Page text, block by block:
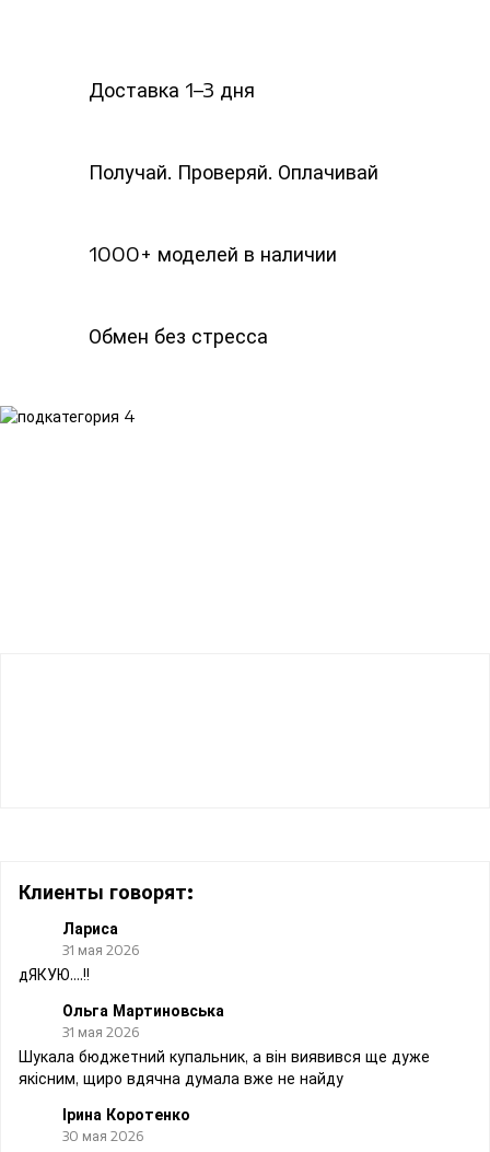
Доставка 1–3 дня
Получай. Проверяй. Оплачивай
1000+ моделей в наличии
Обмен без стресса
Клиенты говорят:
Лариса
31 мая 2026
дЯКУЮ....!!
Ольга Мартиновська
31 мая 2026
Шукала бюджетний купальник, а він виявився ще дуже
якісним, щиро вдячна думала вже не найду
Ірина Коротенко
30 мая 2026